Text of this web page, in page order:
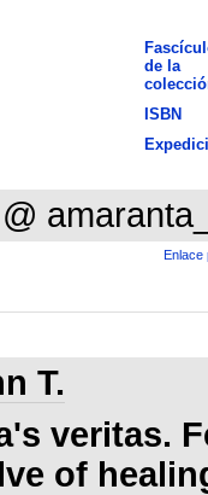
de la
ISBN
Enlace
T.
veritas.
of